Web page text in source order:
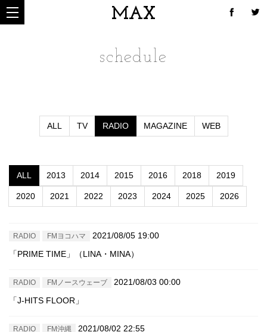
MAX
schedule
ALL TV RADIO MAGAZINE WEB
ALL 2013 2014 2015 2016 2018 2019
2020 2021 2022 2023 2024 2025 2026
RADIO FMヨコハマ
2021/08/05 19:00
「PRIME TIME」（LINA・MINA）
RADIO FMノースウェーブ
2021/08/03 00:00
「J-HITS FLOOR」
RADIO FM沖縄
2021/08/02 22:55